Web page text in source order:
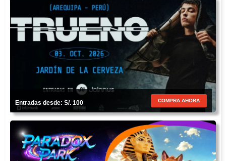
Entradas desde: S/. 100 COMPRA AHORA